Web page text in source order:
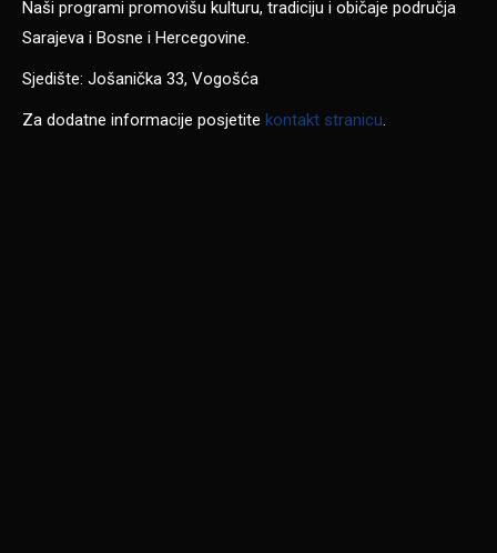
Naši programi promovišu kulturu, tradiciju i običaje područja
Sarajeva i Bosne i Hercegovine.
Sjedište: Jošanička 33, Vogošća
Za dodatne informacije posjetite kontakt stranicu